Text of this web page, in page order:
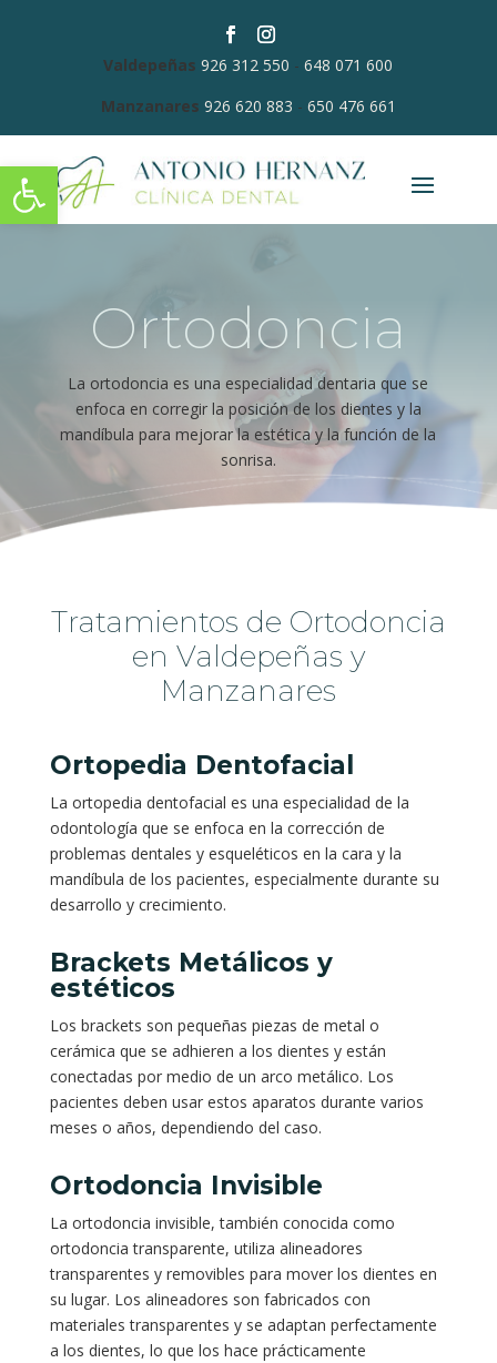
Abrir barra de herramientas
Valdepeñas 926 312 550 -648 071 600
Manzanares 926 620 883 - 650 476 661
Ortodoncia
La ortodoncia es una especialidad dentaria que se
enfoca en corregir la posición de los dientes y la
mandíbula para mejorar la estética y la función de la
sonrisa.
Tratamientos de Ortodoncia
en Valdepeñas y
Manzanares
Ortopedia Dentofacial
La ortopedia dentofacial es una especialidad de la
odontología que se enfoca en la corrección de
problemas dentales y esqueléticos en la cara y la
mandíbula de los pacientes, especialmente durante su
desarrollo y crecimiento.
Brackets Metálicos y
estéticos
Los brackets son pequeñas piezas de metal o
cerámica que se adhieren a los dientes y están
conectadas por medio de un arco metálico. Los
pacientes deben usar estos aparatos durante varios
meses o años, dependiendo del caso.
Ortodoncia Invisible
La ortodoncia invisible, también conocida como
ortodoncia transparente, utiliza alineadores
transparentes y removibles para mover los dientes en
su lugar. Los alineadores son fabricados con
materiales transparentes y se adaptan perfectamente
a los dientes, lo que los hace prácticamente